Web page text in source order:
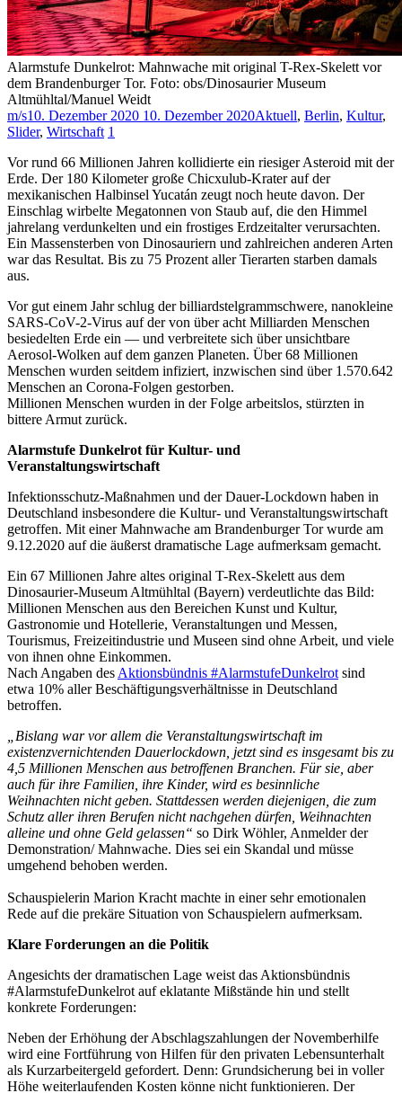
Alarmstufe Dunkelrot: Mahnwache mit original T-Rex-Skelett vor
dem Brandenburger Tor. Foto: obs/Dinosaurier Museum
Altmühltal/Manuel Weidt
m/s10. Dezember 2020 10. Dezember 2020Aktuell, Berlin, Kultur,
Slider, Wirtschaft 1
Vor rund 66 Millionen Jahren kollidierte ein riesiger Asteroid mit der
Erde. Der 180 Kilometer große Chicxulub-Krater auf der
mexikanischen Halbinsel Yucatán zeugt noch heute davon. Der
Einschlag wirbelte Megatonnen von Staub auf, die den Himmel
jahrelang verdunkelten und ein frostiges Erdzeitalter verursachten.
Ein Massensterben von Dinosauriern und zahlreichen anderen Arten
war das Resultat. Bis zu 75 Prozent aller Tierarten starben damals
aus.
Vor gut einem Jahr schlug der billiardstelgrammschwere, nanokleine
SARS-CoV-2-Virus auf der von über acht Milliarden Menschen
besiedelten Erde ein — und verbreitete sich über unsichtbare
Aerosol-Wolken auf dem ganzen Planeten. Über 68 Millionen
Menschen wurden seitdem infiziert, inzwischen sind über 1.570.642
Menschen an Corona-Folgen gestorben.
Millionen Menschen wurden in der Folge arbeitslos, stürzten in
bittere Armut zurück.
Alarmstufe Dunkelrot für Kultur- und
Veranstaltungswirtschaft
Infektionsschutz-Maßnahmen und der Dauer-Lockdown haben in
Deutschland insbesondere die Kultur- und Veranstaltungswirtschaft
getroffen. Mit einer Mahnwache am Brandenburger Tor wurde am
9.12.2020 auf die äußerst dramatische Lage aufmerksam gemacht.
Ein 67 Millionen Jahre altes original T-Rex-Skelett aus dem
Dinosaurier-Museum Altmühltal (Bayern) verdeutlichte das Bild:
Millionen Menschen aus den Bereichen Kunst und Kultur,
Gastronomie und Hotellerie, Veranstaltungen und Messen,
Tourismus, Freizeitindustrie und Museen sind ohne Arbeit, und viele
von ihnen ohne Einkommen.
Nach Angaben des Aktionsbündnis #AlarmstufeDunkelrot sind
etwa 10% aller Beschäftigungsverhältnisse in Deutschland
betroffen.
„Bislang war vor allem die Veranstaltungswirtschaft im
existenzvernichtenden Dauerlockdown, jetzt sind es insgesamt bis zu
4,5 Millionen Menschen aus betroffenen Branchen. Für sie, aber
auch für ihre Familien, ihre Kinder, wird es besinnliche
Weihnachten nicht geben. Stattdessen werden diejenigen, die zum
Schutz aller ihren Berufen nicht nachgehen dürfen, Weihnachten
alleine und ohne Geld gelassen“ so Dirk Wöhler, Anmelder der
Demonstration/ Mahnwache. Dies sei ein Skandal und müsse
umgehend behoben werden.
Schauspielerin Marion Kracht machte in einer sehr emotionalen
Rede auf die prekäre Situation von Schauspielern aufmerksam.
Klare Forderungen an die Politik
Angesichts der dramatischen Lage weist das Aktionsbündnis
#AlarmstufeDunkelrot auf eklatante Mißstände hin und stellt
konkrete Forderungen:
Neben der Erhöhung der Abschlagszahlungen der Novemberhilfe
wird eine Fortführung von Hilfen für den privaten Lebensunterhalt
als Kurzarbeitergeld gefordert. Denn: Grundsicherung bei in voller
Höhe weiterlaufenden Kosten könne nicht funktionieren. Der